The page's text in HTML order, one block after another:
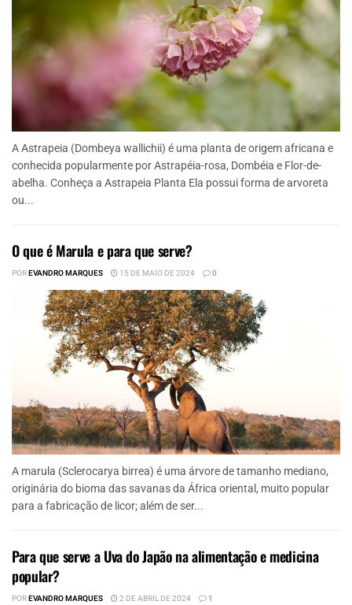
A Astrapeia (Dombeya wallichii) é uma planta de origem africana e
conhecida popularmente por Astrapéia-rosa, Dombéia e Flor-de-
abelha. Conheça a Astrapeia Planta Ela possui forma de arvoreta
ou...
O que é Marula e para que serve?
POREVANDRO MARQUES 15 DE MAIO DE 2024 0
A marula (Sclerocarya birrea) é uma árvore de tamanho mediano,
originária do bioma das savanas da África oriental, muito popular
para a fabricação de licor; além de ser...
Para que serve a Uva do Japão na alimentação e medicina
popular?
POREVANDRO MARQUES 2 DE ABRIL DE 2024 1